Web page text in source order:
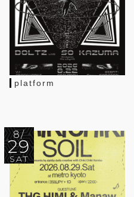
platform
8/
29
SAT